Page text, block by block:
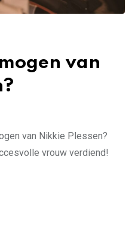
van
van Nikkie Plessen?
vrouw verdiend!